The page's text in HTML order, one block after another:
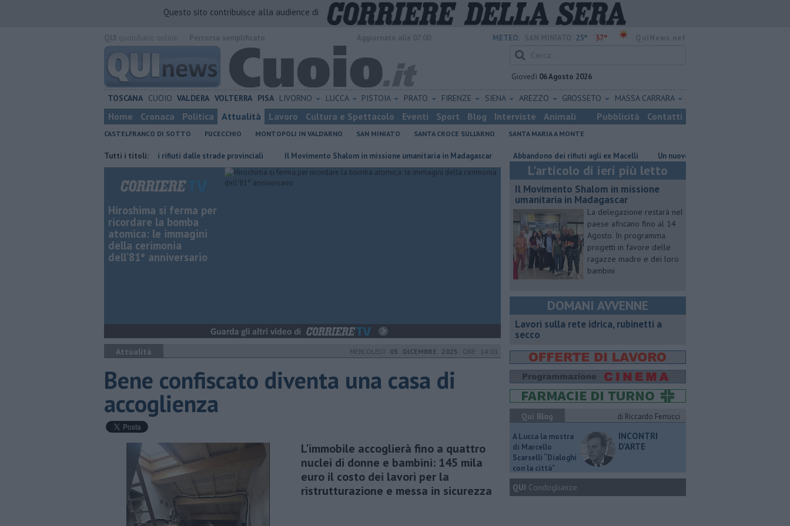
Questo sito contribuisce alla audience di
METEO: 25° 37°
Giovedì 06 Agosto 2026
TOSCANA CUOIO VALDERA VOLTERRA PISA LIVORNO LUCCA PISTOIA PRATO FIRENZE SIENA AREZZO GROSSETO MASSA CARRARA
Home Cronaca Politica Attualità Lavoro Cultura e Spettacolo Eventi Sport Blog Interviste Animali Pubblicità Contatti
CASTELFRANCO DI SOTTO FUCECCHIO MONTOPOLI IN VALD'ARNO SAN MINIATO SANTA CROCE SULL'ARNO SANTA MARIA A MONTE
Tutti i titoli:
Operazione decoro, via i rifiuti dalle strade provinciali Il Movimento Shalom in missione umanitaria in Madagascar Abbandono dei rifiuti agli ex Macelli Un nuovo sportello a servizio dei cittadini
Hiroshima si ferma per
ricordare la bomba
atomica: le immagini
della cerimonia
dell’81° anniversario
Attualità MERCOLEDÌ 03 DICEMBRE 2025 ORE 14:01
Bene confiscato diventa una casa di
accoglienza
L'immobile accoglierà fino a quattro
nuclei di donne e bambini: 145 mila
euro il costo dei lavori per la
ristrutturazione e messa in sicurezza
L'articolo di ieri più letto
Il Movimento Shalom in missione
umanitaria in Madagascar
La delegazione restarà nel
paese africano fino al 14
Agosto. In programma
progetti in favore delle
ragazze madre e dei loro
bambini
DOMANI AVVENNE
Lavori sulla rete idrica, rubinetti a
secco
Qui Blog
di Riccardo Ferrucci
A Lucca la mostra
di Marcello
Scarselli “Dialoghi
con la città"
INCONTRI
D'ARTE
QUI Condoglianze